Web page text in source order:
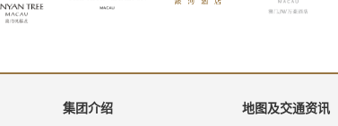
集团介绍 地图及交通资讯